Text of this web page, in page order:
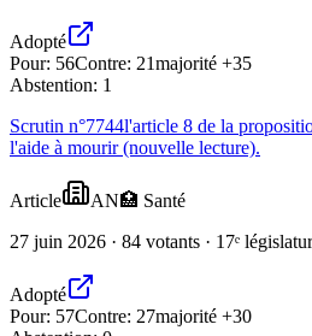
Adopté
Pour: 56Contre: 21majorité +35
Abstention: 1
Scrutin n°7744l'article 8 de la
l'aide à mourir (nouvelle lecture).
Article AN🏥 Santé
27 juin 2026 · 84 votants · 17ᵉ
Adopté
Pour: 57Contre: 27majorité +30